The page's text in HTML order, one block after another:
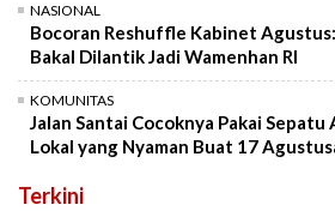
NASIONAL
Bocoran Reshuffle Kabinet
Bakal Dilantik Jadi Wamenhan RI
KOMUNITAS
Jalan Santai Cocoknya Pakai Sepatu
Lokal yang Nyaman Buat 17
Terkini